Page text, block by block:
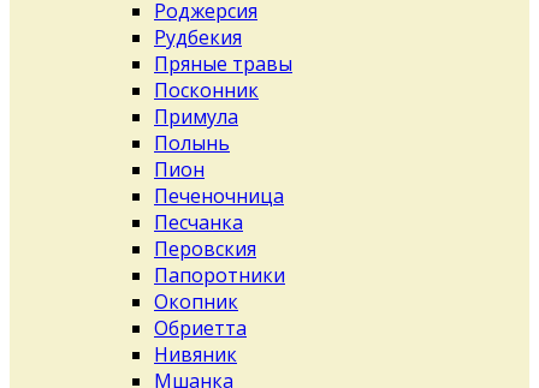
Роджерсия
Рудбекия
Пряные травы
Посконник
Примула
Полынь
Пион
Печеночница
Песчанка
Перовския
Папоротники
Окопник
Обриетта
Нивяник
Мшанка